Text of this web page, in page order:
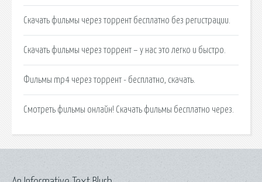
Скачать фильмы через торрент бесплатно без регистрации.
Скачать фильмы через торрент – у нас это легко и быстро.
Фильмы mp4 через торрент - бесплатно, скачать.
Смотреть фильмы онлайн! Скачать фильмы бесплатно через.